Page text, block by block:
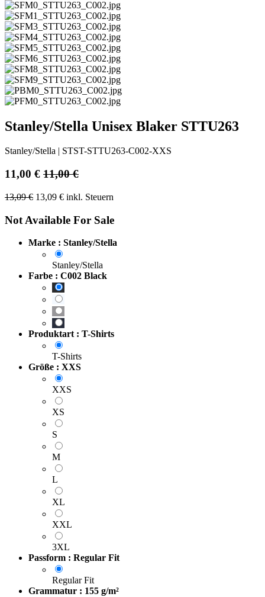
Stanley/Stella Unisex Blaker STTU263
Stanley/Stella STST-STTU263-C002-XXS
11,00 € 11,00€
13,09€ 13,09 € inkl. Steuern
Not Available For Sale
Marke : Stanley/Stella
Stanley/Stella
Farbe : C002 Black
Produktart : T-Shirts
T-Shirts
Größe : XXS
XXS
XS
S
M
L
XL
XXL
3XL
Passform : Regular Fit
Regular Fit
Grammatur : 155 g/m²